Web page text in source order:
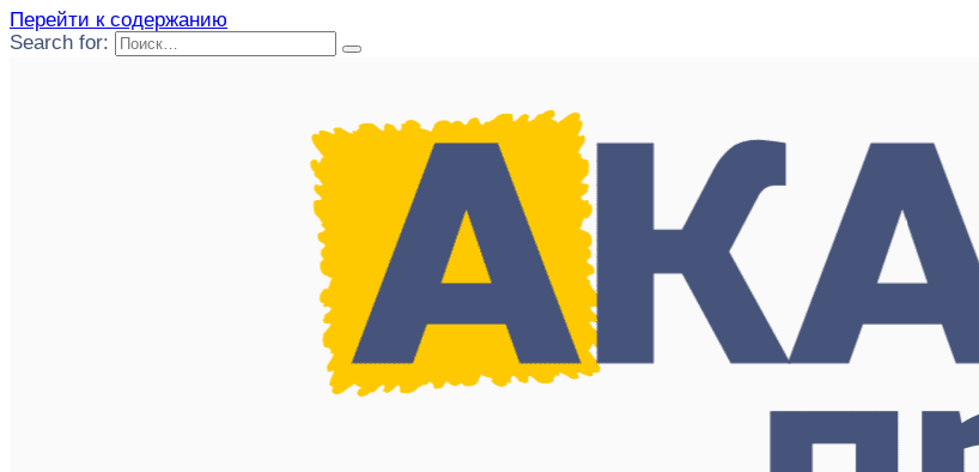
Перейти к содержанию
Search for: